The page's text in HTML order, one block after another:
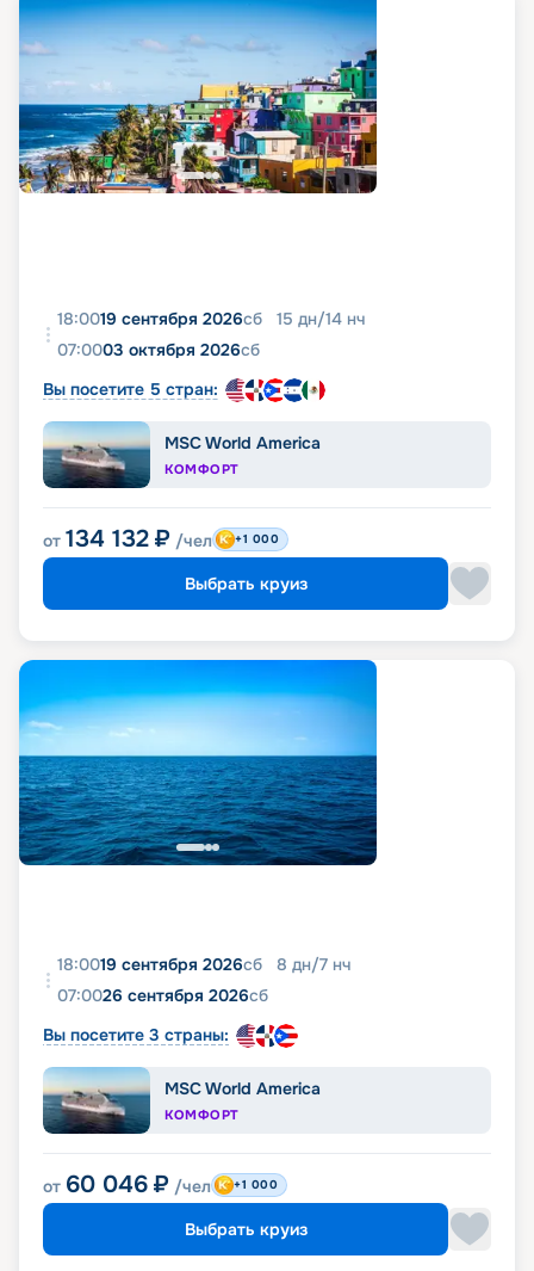
18:0019 сентября 2026сб 15 дн/14 нч
07:0003 октября 2026сб
Вы посетите 5 стран:
MSC World America
КОМФОРТ
от 134 132 ₽ /чел +1 000
Выбрать круиз
18:0019 сентября 2026сб 8 дн/7 нч
07:0026 сентября 2026сб
Вы посетите 3 страны:
MSC World America
КОМФОРТ
от 60 046 ₽ /чел +1 000
Выбрать круиз